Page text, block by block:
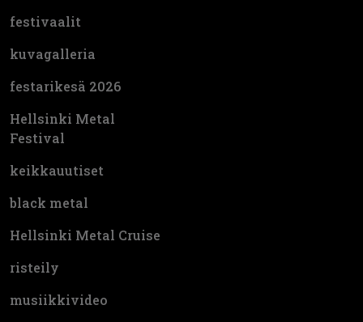
festivaalit
kuvagalleria
festarikesä 2026
Hellsinki Metal
Festival
keikkauutiset
black metal
Hellsinki Metal Cruise
risteily
musiikkivideo